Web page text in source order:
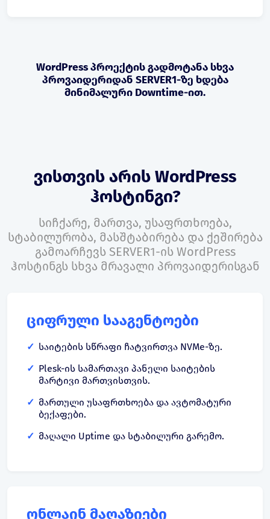
WordPress პროექტის გადმოტანა სხვა
პროვაიდერიდან SERVER1-ზე ხდება
მინიმალური Downtime-ით.
ვისთვის არის WordPress
ჰოსტინგი?
სიჩქარე, მართვა, უსაფრთხოება,
სტაბილურობა, მასშტაბირება და ქეშირება
გამოარჩევს SERVER1-ის WordPress
ჰოსტინგს სხვა მრავალი პროვაიდერისგან
ციფრული სააგენტოები
საიტების სწრაფი ჩატვირთვა NVMe-ზე.
Plesk-ის სამართავი პანელი საიტების
მარტივი მართვისთვის.
მართული უსაფრთხოება და ავტომატური
ბექაფები.
მაღალი Uptime და სტაბილური გარემო.
ონლაინ მაღაზიები